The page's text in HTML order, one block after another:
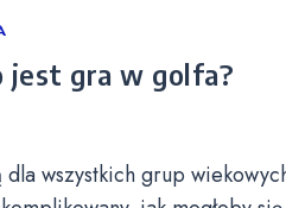
jest gra w golfa?
wszystkich grup